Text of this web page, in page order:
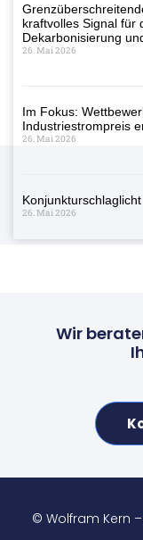
kraftvolles Signal für
Dekarbonisierung
26. Mai 2026
Im Fokus:
Industriestrompreis
26. Mai 2026
Konjunkturschlaglicht
26. Mai 2026
Wir
© Wolfram Kern